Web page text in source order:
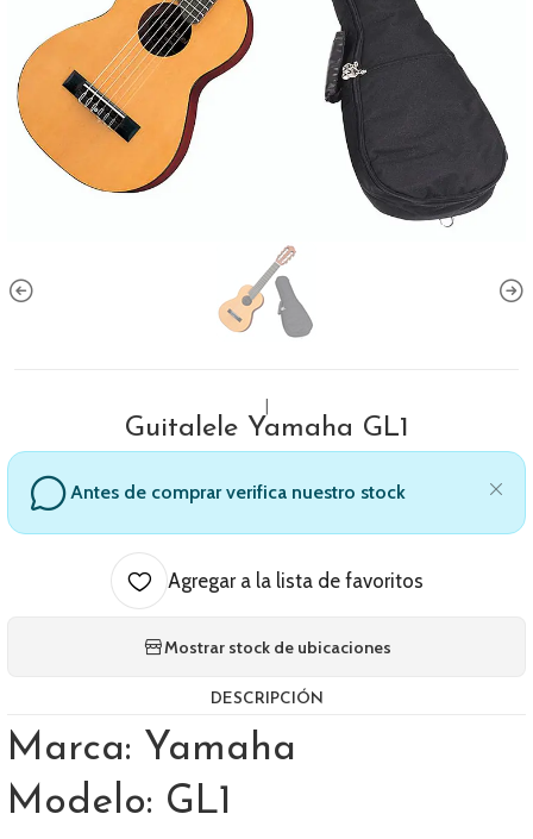
Guitalele Yamaha GL1
Antes de comprar verifica nuestro stock
Agregar a la lista de favoritos
Mostrar stock de ubicaciones
DESCRIPCIÓN
Marca: Yamaha
Modelo: GL1